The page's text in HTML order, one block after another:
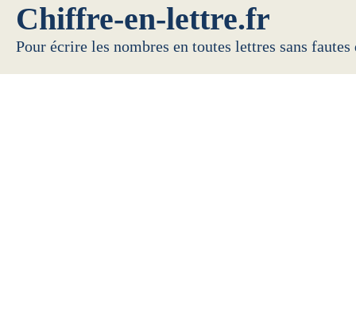
Chiffre-en-lettre.fr
Pour écrire les nombres en toutes lettres sans